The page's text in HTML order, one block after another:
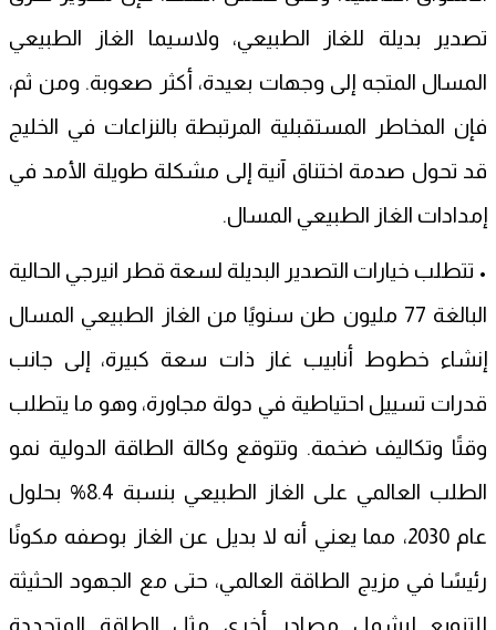
تصدير بديلة للغاز الطبيعي، ولاسيما الغاز الطبيعي
المسال المتجه إلى وجهات بعيدة، أكثر صعوبة. ومن ثم،
فإن المخاطر المستقبلية المرتبطة بالنزاعات في الخليج
قد تحول صدمة اختناق آنية إلى مشكلة طويلة الأمد في
إمدادات الغاز الطبيعي المسال.
• تتطلب خيارات التصدير البديلة لسعة قطر انيرجي الحالية
البالغة 77 مليون طن سنويًا من الغاز الطبيعي المسال
إنشاء خطوط أنابيب غاز ذات سعة كبيرة، إلى جانب
قدرات تسييل احتياطية في دولة مجاورة، وهو ما يتطلب
وقتًا وتكاليف ضخمة. وتتوقع وكالة الطاقة الدولية نمو
الطلب العالمي على الغاز الطبيعي بنسبة 8.4% بحلول
عام 2030، مما يعني أنه لا بديل عن الغاز بوصفه مكونًا
رئيسًا في مزيج الطاقة العالمي، حتى مع الجهود الحثيثة
للتنويع ليشمل مصادر أخرى مثل الطاقة المتجددة